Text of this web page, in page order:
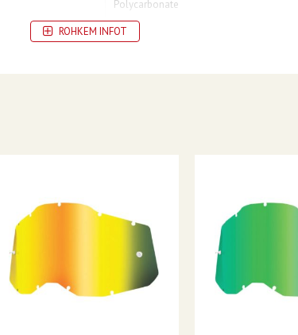
Polycarbonate
Scratch Resistant
Youth
ROHKEM INFOT